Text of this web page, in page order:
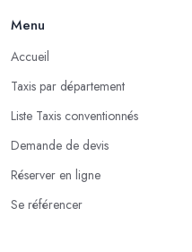
Menu
Accueil
Taxis par département
Liste Taxis conventionnés
Demande de devis
Réserver en ligne
Se référencer